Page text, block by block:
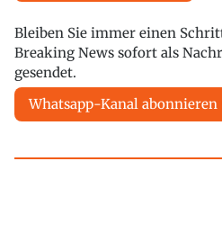
Bleiben Sie immer einen
Breaking News sofort als
gesendet.
Whatsapp-Kanal abonnieren